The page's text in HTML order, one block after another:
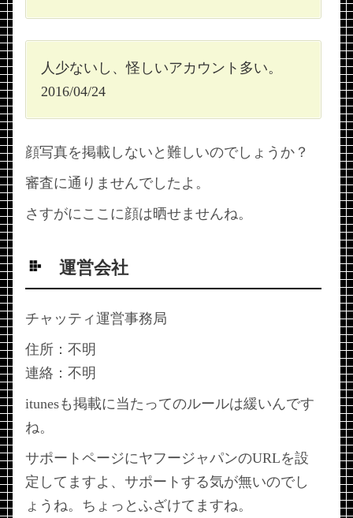
人少ないし、怪しいアカウント多い。
2016/04/24
顔写真を掲載しないと難しいのでしょうか？
審査に通りませんでしたよ。
さすがにここに顔は晒せませんね。
運営会社
チャッティ運営事務局
住所：不明
連絡：不明
itunesも掲載に当たってのルールは緩いんです
ね。
サポートページにヤフージャパンのURLを設
定してますよ、サポートする気が無いのでし
ょうね。ちょっとふざけてますね。